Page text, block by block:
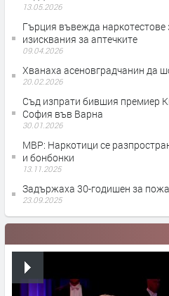
13.05.2026
Гърция въвежда
изисквания за аптечките
09.04.2026
Хванаха асеновградчанин да
20.02.2026
Съд изпрати бившия премиер
София във Варна
30.01.2026
МВР: Наркотици се
и бонбонки
13.11.2025
Задържаха 30-годишен за
23.09.2025